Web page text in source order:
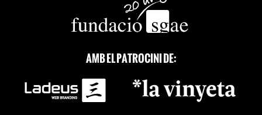
AMB EL PATROCINI DE: